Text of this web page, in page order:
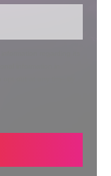
regarding its
information in